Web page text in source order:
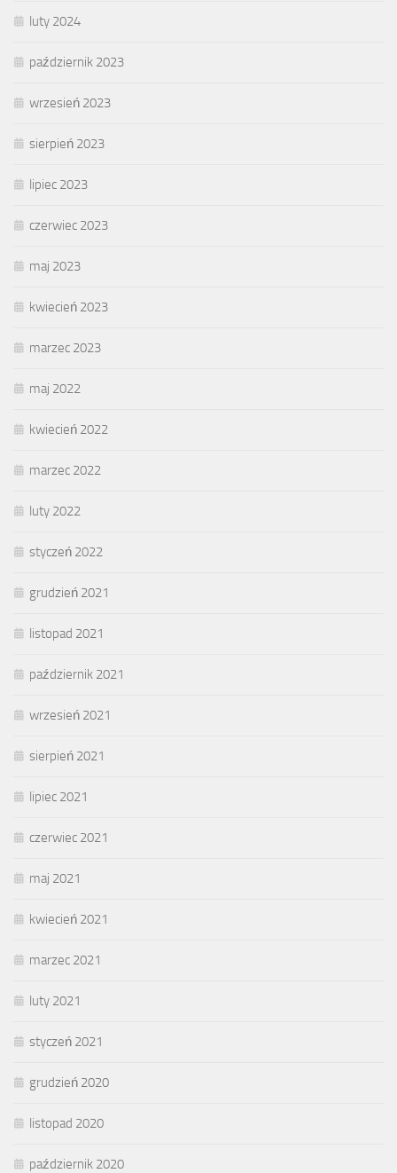
luty 2024
październik 2023
wrzesień 2023
sierpień 2023
lipiec 2023
czerwiec 2023
maj 2023
kwiecień 2023
marzec 2023
maj 2022
kwiecień 2022
marzec 2022
luty 2022
styczeń 2022
grudzień 2021
listopad 2021
październik 2021
wrzesień 2021
sierpień 2021
lipiec 2021
czerwiec 2021
maj 2021
kwiecień 2021
marzec 2021
luty 2021
styczeń 2021
grudzień 2020
listopad 2020
październik 2020